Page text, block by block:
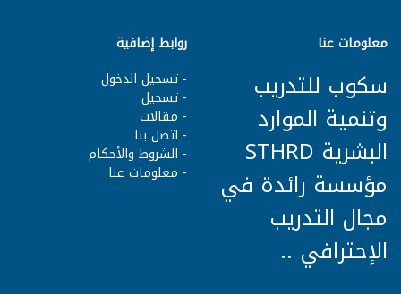
معلومات عنا
سكوب للتدريب
وتنمية الموارد
البشرية STHRD
مؤسسة رائدة في
مجال التدريب
الإحترافي ..
روابط إضافية
- تسجيل الدخول
- تسجيل
- مقالات
- اتصل بنا
- الشروط والأحكام
- معلومات عنا